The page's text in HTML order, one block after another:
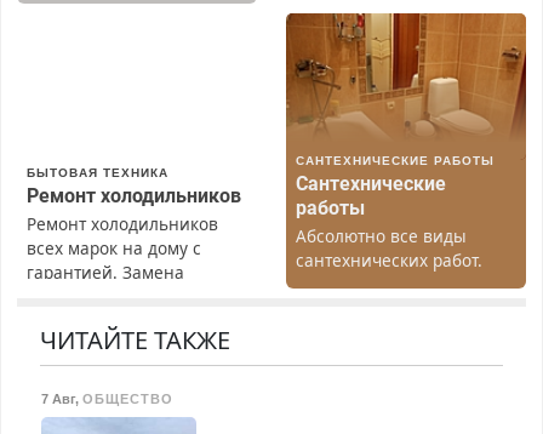
Предусмотрены скидки.
(мужчины, женщины).
Прием по ТК РФ. График
работы любой.
Бесплатное проживание.
З/п – до 96000 рублей до
Ежемесячно
выплачивается денежная
премия. Возможно
бесплатное обучение,
получение документов,
работа инспектором по
125000 руб.
БЫТОВАЯ ТЕХНИКА
Ремонт холодильников
Ремонт холодильников
всех марок на дому с
гарантией. Замена
Недорого. Без выходных.
Все районы. Скидка.
Вызов бесплатный.
САНТЕХНИЧЕСКИЕ РАБОТЫ
Сантехнические
работы
Абсолютно все виды
сантехнических работ.
Быстро. Качественно.
ЧИТАЙТЕ ТАКЖЕ
7 Авг, ОБЩЕСТВО